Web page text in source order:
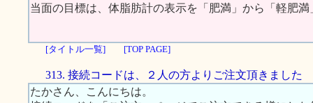
当面の目標は、体脂肪計の表示を「肥満」から「軽肥
[タイトル一覧] [TOP PAGE]
313. 接続コードは、２人の方よりご注文頂きました
たかさん、こんにちは。